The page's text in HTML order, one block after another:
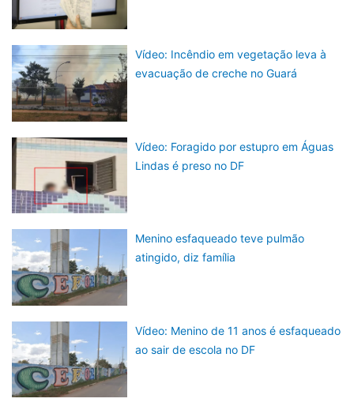
Vídeo: Incêndio em vegetação leva à
evacuação de creche no Guará
Vídeo: Foragido por estupro em Águas
Lindas é preso no DF
Menino esfaqueado teve pulmão
atingido, diz família
Vídeo: Menino de 11 anos é esfaqueado
ao sair de escola no DF